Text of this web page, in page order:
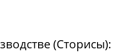
(Сторисы):